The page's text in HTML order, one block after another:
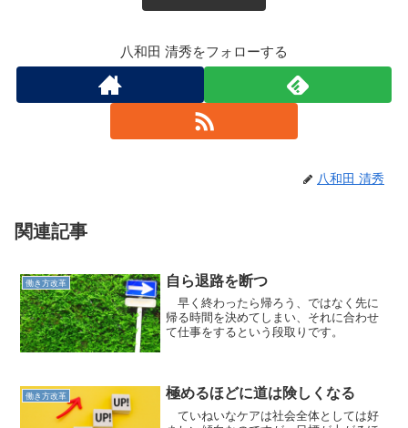
八和田 清秀をフォローする
八和田 清秀
関連記事
働き方改革 自ら退路を断つ
早く終わったら帰ろう、ではなく先に
帰る時間を決めてしまい、それに合わせ
て仕事をするという段取りです。
働き方改革 極めるほどに道は険しくなる
ていねいなケアは社会全体としては好